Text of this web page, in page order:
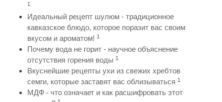
1
Идеальный рецепт шулюм - традиционное
кавказское блюдо, которое поразит вас своим
вкусом и ароматом! 1
Почему вода не горит - научное объяснение
отсутствия горения воды 1
Вкуснейшие рецепты ухи из свежих хребтов
семги, которые заставят вас облизываться 1
МДФ - что означает и как расшифровать этот